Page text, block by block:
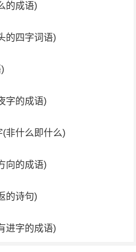
的成语)
的四字词语)
字的成语)
非什么即什么)
向的成语)
的诗句)
进字的成语)